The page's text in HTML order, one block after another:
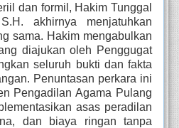
dan formil, Hakim Tunggal
akhirnya menjatuhkan
sama. Hakim mengabulkan
diajukan oleh Penggugat
seluruh bukti dan fakta
Penuntasan perkara ini
Pengadilan Agama Pulang
asas peradilan
dan biaya ringan tanpa